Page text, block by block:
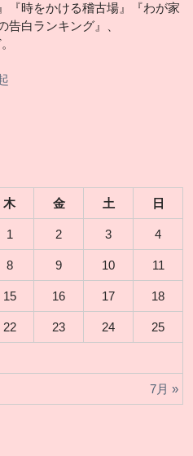
『時をかける稽古場』『わが家
告白ランキング』、
木 金 土 日
7月 »
1 2 3 4
8 9 10 11
15 16 17 18
22 23 24 25